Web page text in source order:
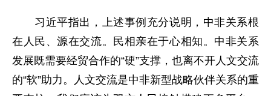
习近平指出，上述事例充分说明，中非关系根
在人民、源在交流。民相亲在于心相知。中非关系
发展既需要经贸合作的“硬”支撑，也离不开人文交流
的“软”助力。人文交流是中非新型战略伙伴关系的重